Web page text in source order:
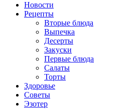
Новости
Рецепты
Вторые блюда
Выпечка
Десерты
Закуски
Первые блюда
Салаты
Торты
Здоровье
Советы
Эзотер